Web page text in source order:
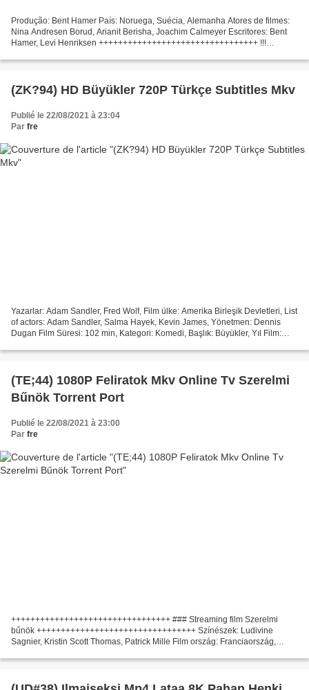
Produção: Bent Hamer País: Noruega, Suécia, Alemanha Atores de filmes:
Nina Andresen Borud, Arianit Berisha, Joachim Calmeyer Escritores: Bent
Hamer, Levi Henriksen +++++++++++++++++++++++++++++++++ !!!
(ZK?94) HD Büyükler 720P Türkçe Subtitles Mkv
Publié le 22/08/2021 à 23:04
Par fre
Yazarlar: Adam Sandler, Fred Wolf, Film ülke: Amerika Birleşik Devletleri, List
of actors: Adam Sandler, Salma Hayek, Kevin James, Yönetmen: Dennis
Dugan Film Süresi: 102 min, Kategori: Komedi, Başlık: Büyükler, Yıl Film:
(TE;44) 1080P Feliratok Mkv Online Tv Szerelmi
Bűnök Torrent Port
Publié le 22/08/2021 à 23:00
Par fre
+++++++++++++++++++++++++++++++++ ### Streaming film Szerelmi
bűnök +++++++++++++++++++++++++++++++++ Színészek: Ludivine
Sagnier, Kristin Scott Thomas, Patrick Mille Film ország: Franciaország,